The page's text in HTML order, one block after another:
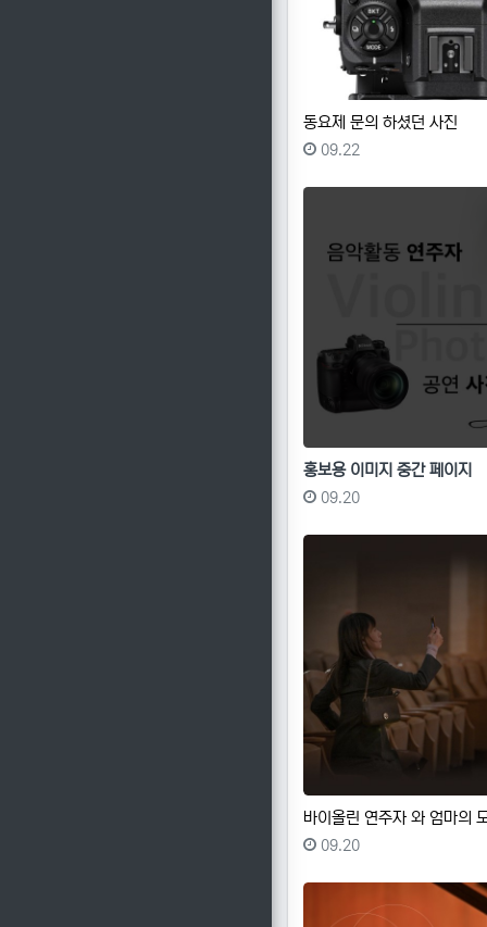
동요제 문의 하셨던 사진
등록일
09.22
홍보용 이미지 중간 페이지
등록일
09.20
바이올린 연주자 와 엄마의
등록일
09.20